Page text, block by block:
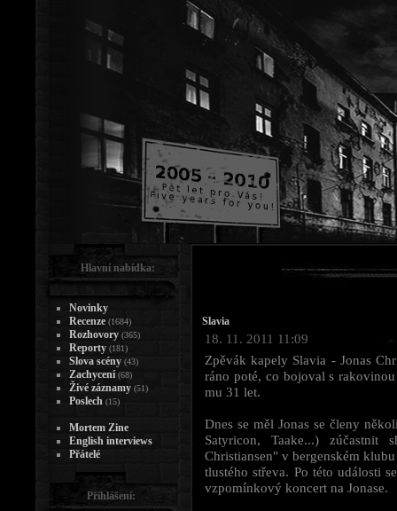
Slavia
18. 11. 2011 11:09
Zpěvák kapely Slavia - Jonas
ráno poté, co bojoval s
mu 31 let.
Dnes se měl Jonas se členy
Satyricon, Taake...)
Christiansen" v bergenském
tlustého střeva. Po této události
vzpomínkový koncert na Jonase.
Hlavní nabídka:
Novinky
Recenze (1684)
Rozhovory (365)
Reporty (181)
Slova scény (43)
Zachycení (68)
Živé záznamy (51)
Poslech (15)
Mortem Zine
English interviews
Přátelé
Přihlášení: